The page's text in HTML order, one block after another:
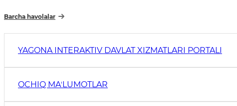
Barcha havolalar
YAGONA INTERAKTIV DAVLAT XIZMATLARI PORTALI
OCHIQ MAʼLUMOTLAR